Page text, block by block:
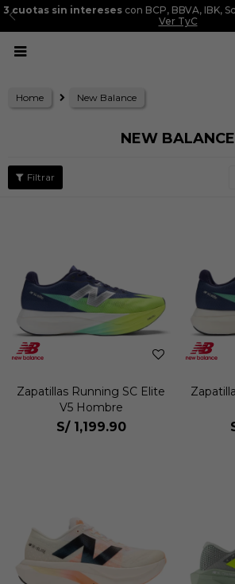
3 cuotas sin intereses con BCP, BBVA, IBK,
Ver TyC

Home New Balance
NEW BALANCE
Zapatillas Running SC Elite
V5 Hombre
S/ 1,199.90